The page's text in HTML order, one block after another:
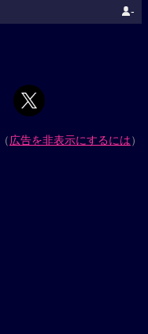
-
（広告を非表示にするには）